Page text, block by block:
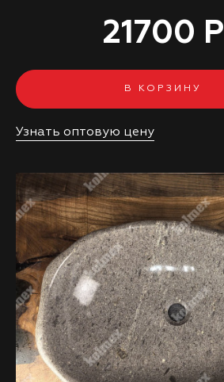
21700 Р
В КОРЗИНУ
Узнать оптовую цену